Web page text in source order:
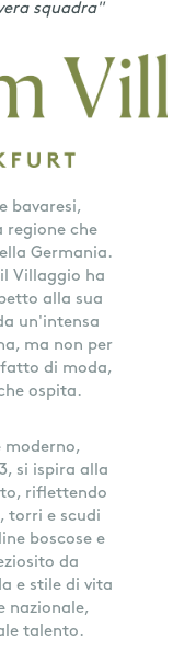
squadra"
bavaresi,
regione che
Germania.
Villaggio ha
alla sua
un'intensa
ma non per
di moda,
ospita.
moderno,
si ispira alla
riflettendo
torri e scudi
boscose e
da
e stile di vita
nazionale,
talento.